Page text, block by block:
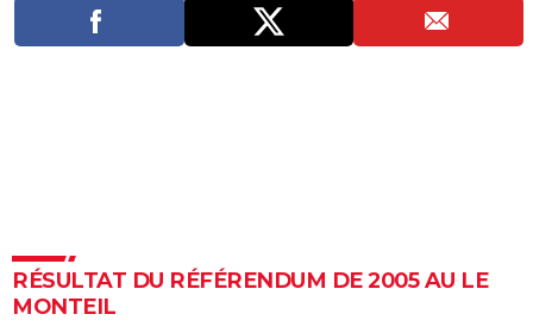
Destinations
Voyage nature
Voyage de noces
Dictionnaire
Biographies
Citations
Expressions
Proverbes
PROGRAMME TV
COPAINS D'AVANT
RÉSULTAT DU RÉFÉRENDUM DE 2005 AU LE
MONTEIL